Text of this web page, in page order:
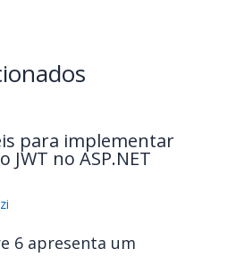
para implementar
JWT no ASP.NET
6 apresenta um